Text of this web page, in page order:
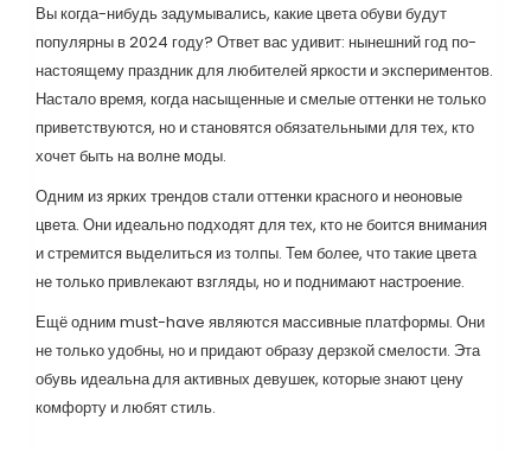
Вы когда-нибудь задумывались, какие цвета обуви будут
популярны в 2024 году? Ответ вас удивит: нынешний год по-
настоящему праздник для любителей яркости и экспериментов.
Настало время, когда насыщенные и смелые оттенки не только
приветствуются, но и становятся обязательными для тех, кто
хочет быть на волне моды.
Одним из ярких трендов стали оттенки красного и неоновые
цвета. Они идеально подходят для тех, кто не боится внимания
и стремится выделиться из толпы. Тем более, что такие цвета
не только привлекают взгляды, но и поднимают настроение.
Ещё одним must-have являются массивные платформы. Они
не только удобны, но и придают образу дерзкой смелости. Эта
обувь идеальна для активных девушек, которые знают цену
комфорту и любят стиль.